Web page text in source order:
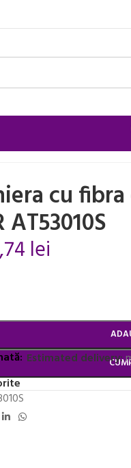
cu
AT53010S
lei
Estimated delivery: